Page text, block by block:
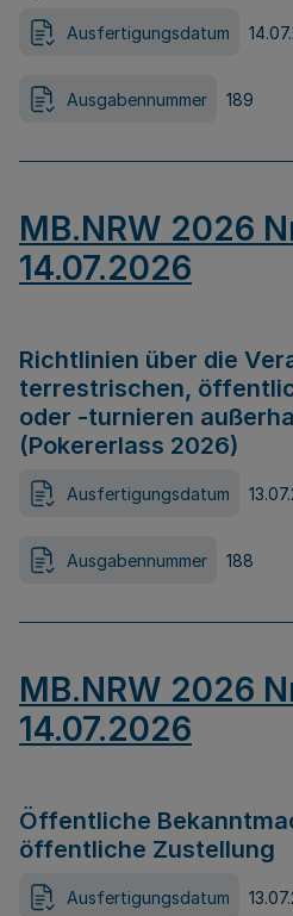
Ausfertigungsdatum
Ausgabennummer 189
MB.NRW 2026
14.07.2026
Richtlinien über die
terrestrischen,
oder -turnieren
(Pokererlass 2026)
Ausfertigungsdatum
Ausgabennummer 188
MB.NRW 2026
14.07.2026
Öffentliche
öffentliche Zustellung
Ausfertigungsdatum